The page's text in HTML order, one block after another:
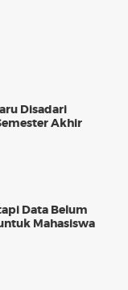
Disadari
Akhir
Data Belum
Mahasiswa